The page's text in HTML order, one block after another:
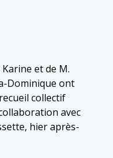
et de M.
Dominique ont
collectif
avec
hier après-